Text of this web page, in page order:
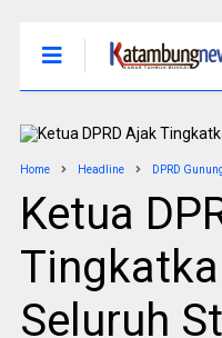
Home Headline DPRD
Ketua
Seluruh